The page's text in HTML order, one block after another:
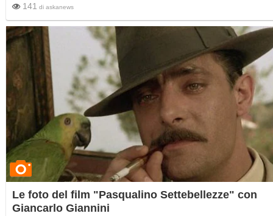
141 di askanews
Le foto del film "Pasqualino Settebellezze" con
Giancarlo Giannini